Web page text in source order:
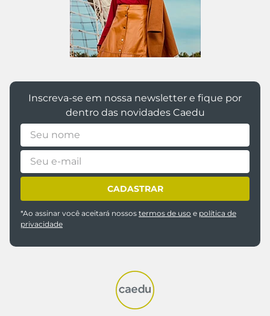
Inscreva-se em nossa newsletter e fique por
dentro das novidades Caedu
CADASTRAR
*Ao assinar você aceitará nossos termos de uso e política de
privacidade